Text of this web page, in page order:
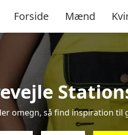
Forside Mænd
omegn, så find inspiration til